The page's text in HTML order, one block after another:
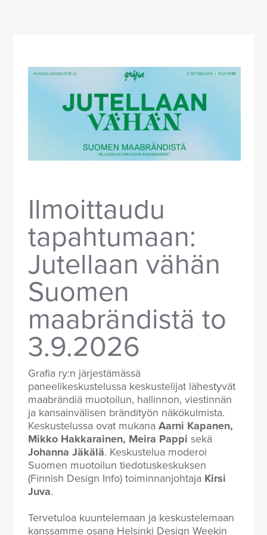
Ilmoittaudu
tapahtumaan:
Jutellaan vähän
Suomen
maabrändistä to
3.9.2026
Grafia ry:n järjestämässä
paneelikeskustelussa keskustelijat lähestyvät
maabrändiä muotoilun, hallinnon, viestinnän
ja kansainvälisen brändityön näkökulmista.
Keskustelussa ovat mukana Aarni Kapanen,
Mikko Hakkarainen, Meira Pappi sekä
Johanna Jäkälä. Keskustelua moderoi
Suomen muotoilun tiedotuskeskuksen
(Finnish Design Info) toiminnanjohtaja Kirsi
Juva.
Tervetuloa kuuntelemaan ja keskustelemaan
kanssamme osana Helsinki Design Weekin